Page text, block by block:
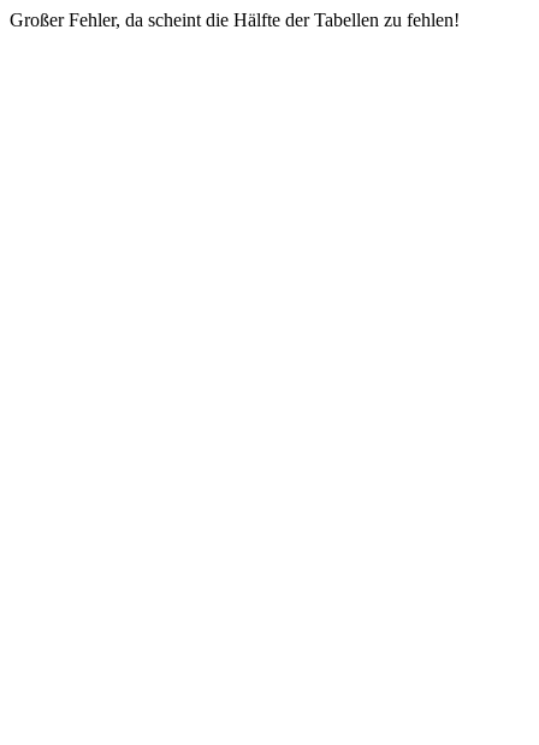
Großer Fehler, da scheint die Hälfte der Tabellen zu fehlen!